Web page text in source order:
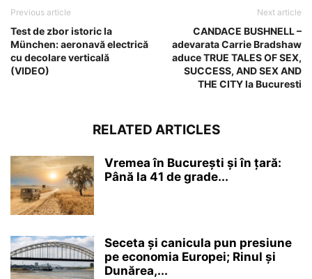
Previous article
Test de zbor istoric la
München: aeronavă electrică
cu decolare verticală
(VIDEO)
Next article
CANDACE BUSHNELL –
adevarata Carrie Bradshaw
aduce TRUE TALES OF SEX,
SUCCESS, AND SEX AND
THE CITY la Bucuresti
RELATED ARTICLES
Vremea în București și în țară:
Până la 41 de grade...
Seceta și canicula pun presiune
pe economia Europei; Rinul și
Dunărea,...